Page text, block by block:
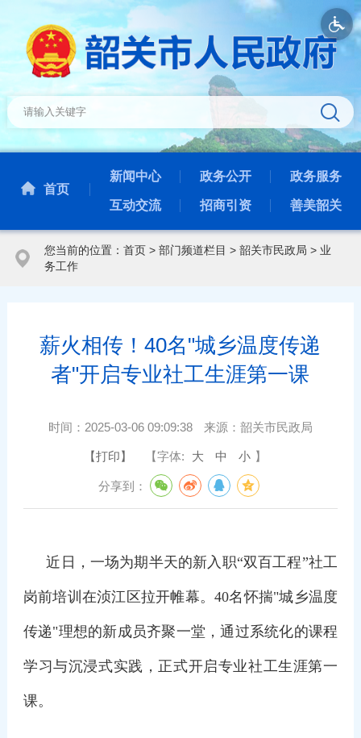
首页
新闻中心 政务公开 政务服务
互动交流 招商引资 善美韶关
您当前的位置： 首页> 部门频道栏目 > 韶关市民政局 > 业
务工作
薪火相传！40名"城乡温度传递
者"开启专业社工生涯第一课
时间： 2025-03-06 09:09:38 来源： 韶关市民政局
【打印】 【字体: 大 中 小 】
分享到：
近日，一场为期半天的新入职“双百工程”社工
岗前培训在浈江区拉开帷幕。40名怀揣"城乡温度
传递"理想的新成员齐聚一堂，通过系统化的课程
学习与沉浸式实践，正式开启专业社工生涯第一
课。